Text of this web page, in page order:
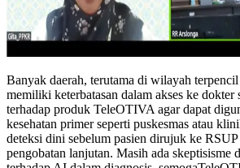
Banyak daerah, terutama di wilayah
memiliki keterbatasan dalam akses ke dokter
terhadap produk TeleOTIVA agar dapat
kesehatan primer seperti puskesmas atau
deteksi dini sebelum pasien dirujuk ke
pengobatan lanjutan. Masih ada skeptisisme